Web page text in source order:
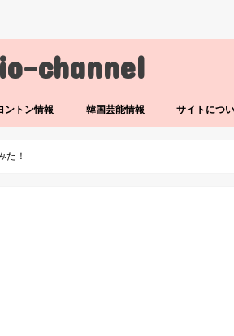
channel
ントン情報 韓国芸能情報 サイトにつ
た！